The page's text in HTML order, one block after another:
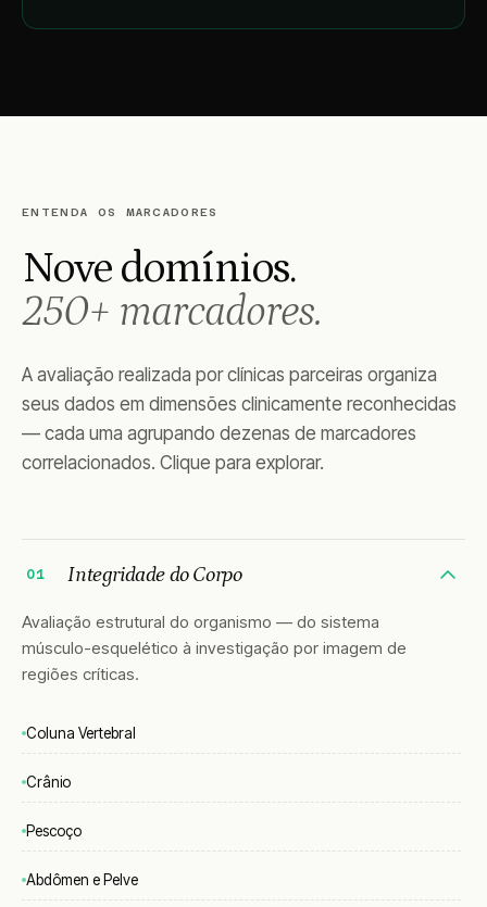
ENTENDA OS MARCADORES
Nove domínios.
250+ marcadores.
A avaliação realizada por clínicas parceiras organiza
seus dados em dimensões clinicamente reconhecidas
— cada uma agrupando dezenas de marcadores
correlacionados. Clique para explorar.
01 Integridade do Corpo
Avaliação estrutural do organismo — do sistema
músculo-esquelético à investigação por imagem de
regiões críticas.
Coluna Vertebral
Crânio
Pescoço
Abdômen e Pelve